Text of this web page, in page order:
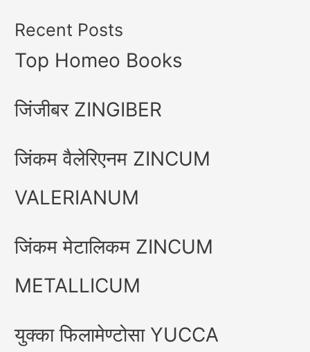
Recent Posts
Top Homeo Books
जिंजीबर ZINGIBER
जिंकम वैलेरिएनम ZINCUM
VALERIANUM
जिंकम मेटालिकम ZINCUM
METALLICUM
युक्का फिलामेण्टोसा YUCCA